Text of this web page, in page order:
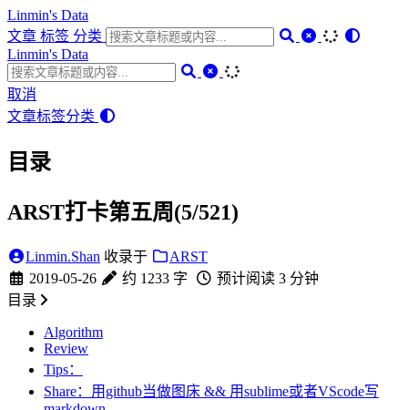
Linmin's Data
文章 标签 分类
Linmin's Data
取消
文章标签分类
目录
ARST打卡第五周(5/521)
Linmin.Shan 收录于
ARST
2019-05-26
约 1233 字
预计阅读 3 分钟
目录
Algorithm
Review
Tips：
Share：用github当做图床 && 用sublime或者VScode写